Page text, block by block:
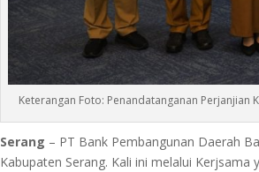
Keterangan Foto: Penandatanganan Perjanjian
Serang – PT Bank Pembangunan Daerah
Kabupaten Serang. Kali ini melalui